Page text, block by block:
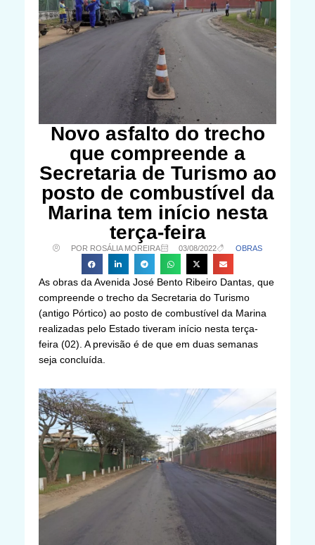
Novo asfalto do trecho
que compreende a
Secretaria de Turismo ao
posto de combustível da
Marina tem início nesta
terça-feira
POR ROSÁLIA MOREIRA 03/08/2022 OBRAS
As obras da Avenida José Bento Ribeiro Dantas, que
compreende o trecho da Secretaria do Turismo
(antigo Pórtico) ao posto de combustível da Marina
realizadas pelo Estado tiveram início nesta terça-
feira (02). A previsão é de que em duas semanas
seja concluída.